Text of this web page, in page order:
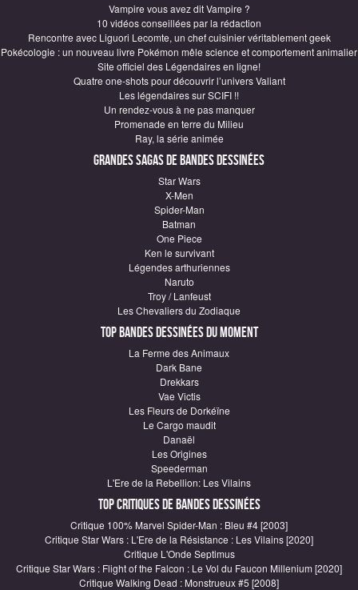
Vampire vous avez dit Vampire ?
10 vidéos conseillées par la rédaction
Rencontre avec Liguori Lecomte, un chef cuisinier véritablement geek
Pokécologie : un nouveau livre Pokémon mêle science et comportement animalier
Site officiel des Légendaires en ligne!
Quatre one-shots pour découvrir l’univers Valiant
Les légendaires sur SCIFI !!
Un rendez-vous à ne pas manquer
Promenade en terre du Milieu
Ray, la série animée
Grandes sagas de Bandes Dessinées
Star Wars
X-Men
Spider-Man
Batman
One Piece
Ken le survivant
Légendes arthuriennes
Naruto
Troy / Lanfeust
Les Chevaliers du Zodiaque
Top Bandes Dessinées du moment
La Ferme des Animaux
Dark Bane
Drekkars
Vae Victis
Les Fleurs de Dorkéïne
Le Cargo maudit
Danaël
Les Origines
Speederman
L'Ere de la Rebellion: Les Vilains
Top critiques de Bandes Dessinées
Critique 100% Marvel Spider-Man : Bleu #4 [2003]
Critique Star Wars : L'Ere de la Résistance : Les Vilains [2020]
Critique L'Onde Septimus
Critique Star Wars : Flight of the Falcon : Le Vol du Faucon Millenium [2020]
Critique Walking Dead : Monstrueux #5 [2008]